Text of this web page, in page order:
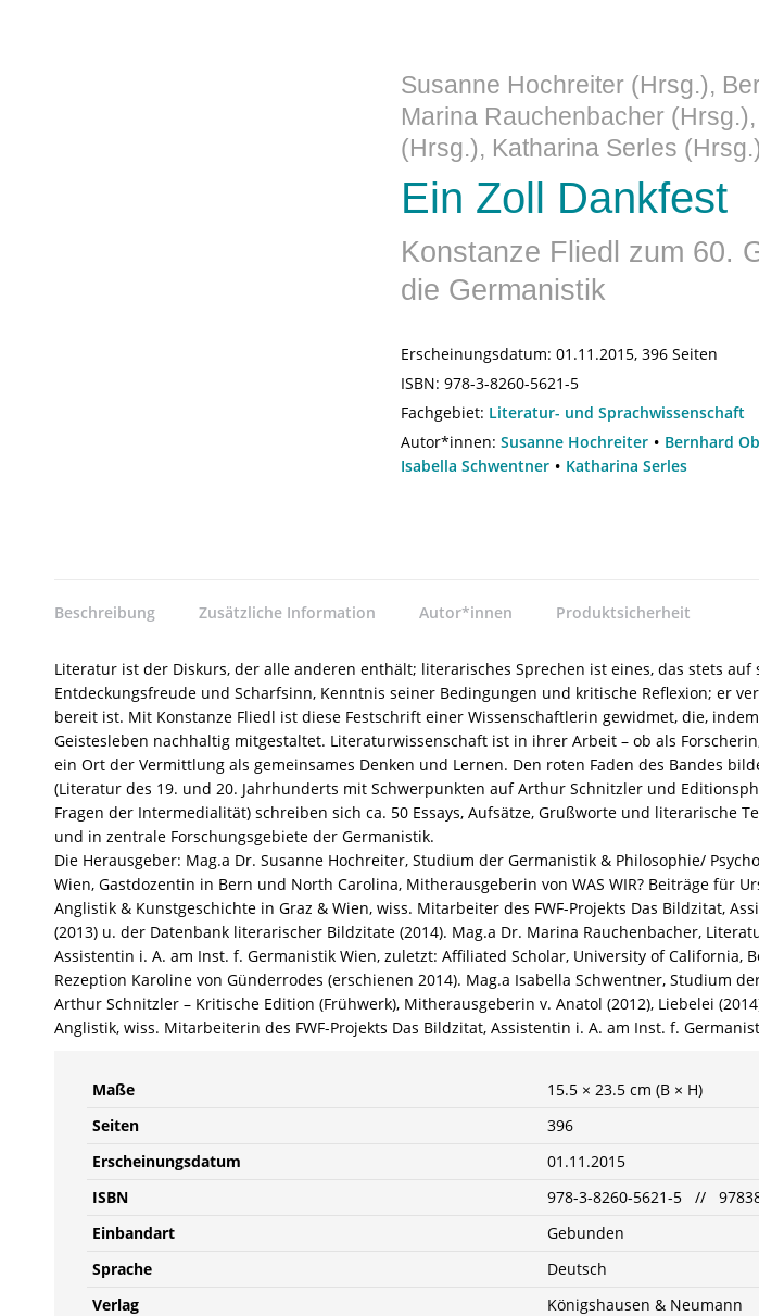
Susanne Hochreiter (Hrsg.),
Marina Rauchenbacher
(Hrsg.), Katharina Serles (Hrsg.)
Ein Zoll Dankfest
Konstanze Fliedl zum 60.
die Germanistik
Erscheinungsdatum: 01.11.2015, 396 Seiten
ISBN: 978-3-8260-5621-5
Fachgebiet: Literatur- und Sprachwissenschaft
Autor*innen: Susanne Hochreiter Bernhard
Isabella Schwentner
Katharina Serles
Beschreibung Zusätzliche Information Autor*innen Produktsicherheit
Literatur ist der Diskurs, der alle anderen enthält; literarisches Sprechen ist eines, das stets
Entdeckungsfreude und Scharfsinn, Kenntnis seiner Bedingungen und kritische Reflexion; er
bereit ist. Mit Konstanze Fliedl ist diese Festschrift einer Wissenschaftlerin gewidmet, die,
Geistesleben nachhaltig mitgestaltet. Literaturwissenschaft ist in ihrer Arbeit – ob als
ein Ort der Vermittlung als gemeinsames Denken und Lernen. Den roten Faden des Bandes
(Literatur des 19. und 20. Jahrhunderts mit Schwerpunkten auf Arthur Schnitzler und
Fragen der Intermedialität) schreiben sich ca. 50 Essays, Aufsätze, Grußworte und
und in zentrale Forschungsgebiete der Germanistik.
Die Herausgeber: Mag.a Dr. Susanne Hochreiter, Studium der Germanistik & Philosophie/
Wien, Gastdozentin in Bern und North Carolina, Mitherausgeberin von WAS WIR? Beiträge für
Anglistik & Kunstgeschichte in Graz & Wien, wiss. Mitarbeiter des FWF-Projekts Das Bildzitat,
(2013) u. der Datenbank literarischer Bildzitate (2014). Mag.a Dr. Marina Rauchenbacher,
Assistentin i. A. am Inst. f. Germanistik Wien, zuletzt: Affiliated Scholar, University of
Rezeption Karoline von Günderrodes (erschienen 2014). Mag.a Isabella Schwentner, Studium
Arthur Schnitzler – Kritische Edition (Frühwerk), Mitherausgeberin v. Anatol (2012), Liebelei
Anglistik, wiss. Mitarbeiterin des FWF-Projekts Das Bildzitat, Assistentin i. A. am Inst. f.
Maße
15.5 × 23.5 cm (B × H)
Seiten
396
Erscheinungsdatum
01.11.2015
ISBN
978-3-8260-5621-5 //
Einbandart
Gebunden
Sprache
Deutsch
Verlag
Königshausen & Neumann